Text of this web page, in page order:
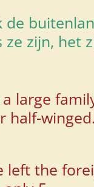
de
zijn, het
large
half-
left the